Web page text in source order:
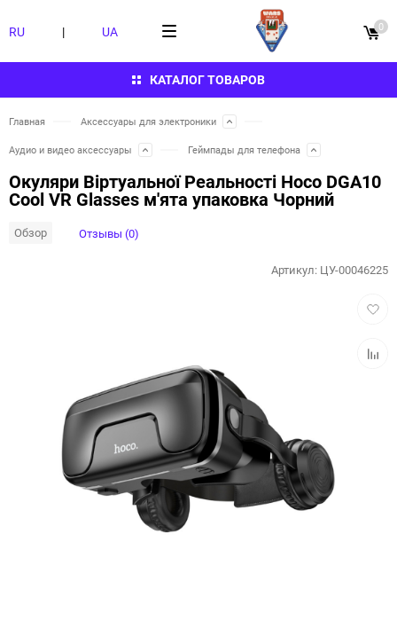
КАТАЛОГ ТОВАРОВ
RU | UA 0
Главная Аксессуары для электроники
Аудио и видео аксессуары Геймпады для телефона
Окуляри Віртуальної Реальності Hoco DGA10
Cool VR Glasses м'ята упаковка Чорний
Обзор Отзывы (0)
Артикул: ЦУ-00046225